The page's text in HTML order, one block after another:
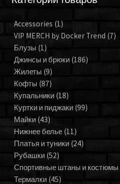
Accessories (1)
VIP MERCH by Docker Trend (7)
Блузы (1)
Джинсы и брюки (186)
Жилеты (9)
Кофты (87)
Купальники (18)
Куртки и пиджаки (99)
Майки (43)
Нижнее белье (11)
Платья и туники (24)
Рубашки (52)
Спортивные штаны и костюмы
Термалки (45)